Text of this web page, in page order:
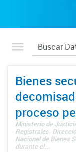
Bienes
proceso
Ministerio de
Registrales.
Nacional de Bienes
durante el...